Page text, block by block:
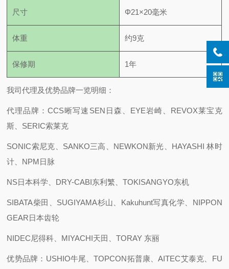
尺寸 Φ21×20毫米
体重 约9克
保修期 1年
我司代理及优势品牌一览明细：
代理品牌：CCS晰写速 SEN日森、EYE岩崎、REVOX莱宝克
斯、SERIC索莱克
SONIC索尼克、SANKO三高、NEWKON新光、HAYASHI 林时
计、NPM日脉
NS日本科学、DRY-CABI东利繁、TOKISANGYO东机
SIBATA柴田、SUGIYAMA杉山、Kakuhunt写真化学、NIPPON
GEAR日本齿轮
NIDEC尼得科、MIYACHI天田、TORAY 东丽
优势品牌：USHIO牛尾、TOPCON拓普康、AITEC艾泰克、FU